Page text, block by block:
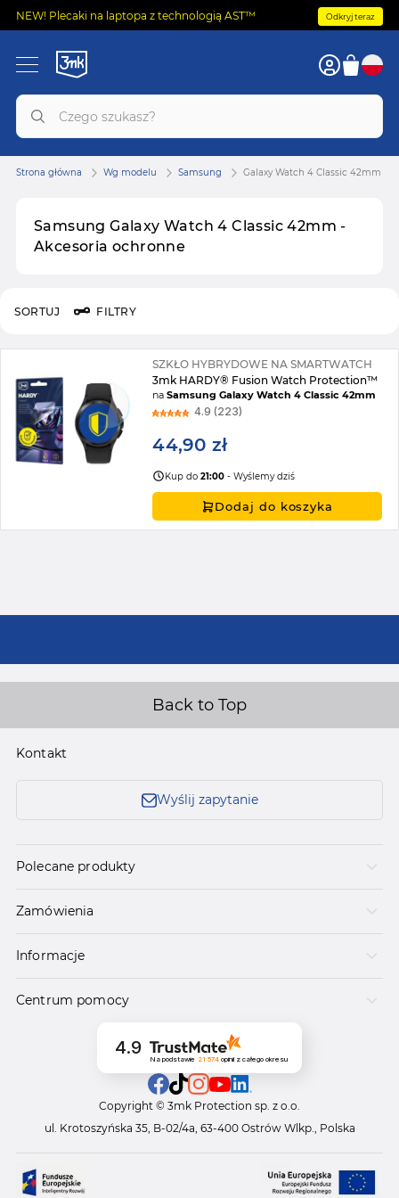
NEW! Plecaki na laptopa z technologią AST™ Odkryj teraz
Samsung Galaxy Watch 4 Classic 42mm -
Akcesoria ochronne
Strona główna Wg modelu Samsung Galaxy Watch 4 Classic 42mm
FILTRY
SORTUJ
SZKŁO HYBRYDOWE NA SMARTWATCH
3mk HARDY® Fusion Watch Protection™
naSamsung Galaxy Watch 4 Classic 42mm
4.9 (223)
44,90 zł
Kup do21:00 - Wyślemy dziś
Dodaj do koszyka
Back to Top
Kontakt
Wyślij zapytanie
Polecane produkty
Zamówienia
Informacje
Centrum pomocy
4.9
Na podstawie 21 574 opinii z całego okresu
Copyright © 3mk Protection sp. z o.o.
ul. Krotoszyńska 35, B-02/4a, 63-400 Ostrów Wlkp., Polska